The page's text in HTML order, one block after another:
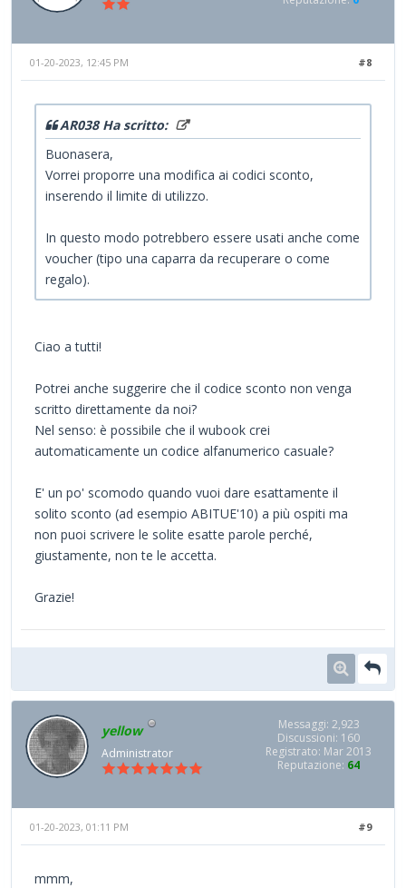
#8
01-20-2023, 12:45 PM
AR038 Ha scritto:
Buonasera,
Vorrei proporre una modifica ai codici sconto,
inserendo il limite di utilizzo.
In questo modo potrebbero essere usati anche come
voucher (tipo una caparra da recuperare o come
regalo).
Ciao a tutti!
Potrei anche suggerire che il codice sconto non venga
scritto direttamente da noi?
Nel senso: è possibile che il wubook crei
automaticamente un codice alfanumerico casuale?
E' un po' scomodo quando vuoi dare esattamente il
solito sconto (ad esempio ABITUE'10) a più ospiti ma
non puoi scrivere le solite esatte parole perché,
giustamente, non te le accetta.
Grazie!
yellow
Administrator
Messaggi: 2,923
Discussioni: 160
Registrato: Mar 2013
Reputazione: 64
#9
01-20-2023, 01:11 PM
mmm,